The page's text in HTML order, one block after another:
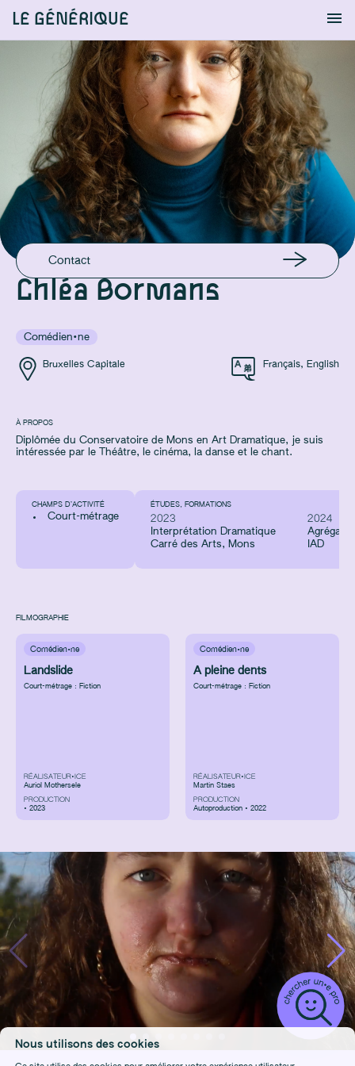
LE GÉNÉRIQUE
S'identifier Chercher
Bruxelles Capitale Français, English
Chléa Bormans
Comédien·ne
À PROPOS
Diplômée du Conservatoire de Mons en Art Dramatique, je suis
intéressée par le Théâtre, le cinéma, la danse et le chant.
EN LIGNE
Instagram
EMAIL
chlea.bormans@hotmail.com
GSM
+32492044531
Contact
CHAMPS D’ACTIVITÉ
Court-métrage
ÉTUDES, FORMATIONS
2023
Interprétation Dramatique
Carré des Arts, Mons
2024
IAD
FILMOGRAPHIE
Comédien·ne
Landslide
Court-métrage : Fiction
RÉALISATEUR•ICE
Auriol Mothersele
PRODUCTION
• 2023
Comédien·ne
A pleine dents
Court-métrage : Fiction
RÉALISATEUR•ICE
Martin Staes
PRODUCTION
Autoproduction • 2022
Nous utilisons des cookies